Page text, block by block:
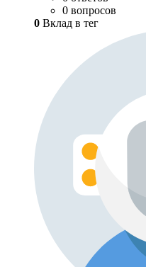
0 вопросов
0 Вклад в тег